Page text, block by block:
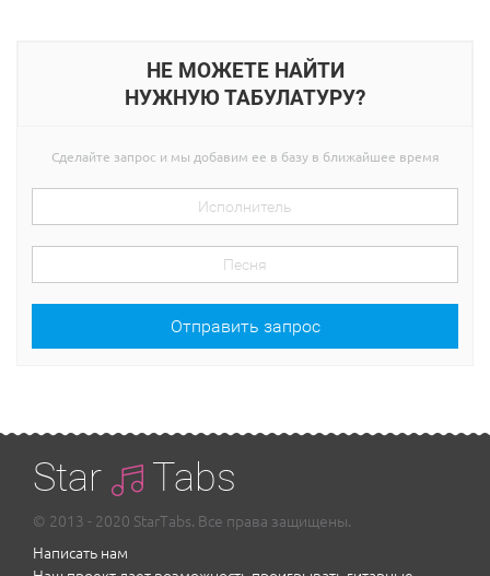
НЕ МОЖЕТЕ НАЙТИ
НУЖНУЮ ТАБУЛАТУРУ?
Сделайте запрос и мы добавим ее в базу в ближайшее время
Отправить запрос
Star Tabs
© 2013 - 2020 StarTabs. Все права защищены.
Написать нам